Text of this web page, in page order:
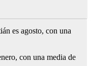
es agosto, con una
con una media de